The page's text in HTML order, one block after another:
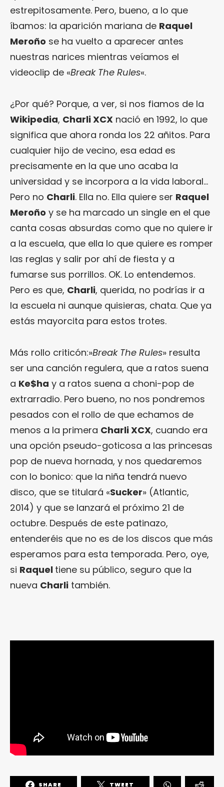
estrepitosamente. Pero, bueno, a lo que
íbamos: la aparición mariana de Raquel
Meroño se ha vuelto a aparecer antes
nuestras narices mientras veíamos el
videoclip de «Break The Rules«.
¿Por qué? Porque, a ver, si nos fiamos de la
Wikipedia, Charli XCX nació en 1992, lo que
significa que ahora ronda los 22 añitos. Para
cualquier hijo de vecino, esa edad es
precisamente en la que uno acaba la
universidad y se incorpora a la vida laboral…
Pero no Charli. Ella no. Ella quiere ser Raquel
Meroño y se ha marcado un single en el que
canta cosas absurdas como que no quiere ir
a la escuela, que ella lo que quiere es romper
las reglas y salir por ahí de fiesta y a
fumarse sus porrillos. OK. Lo entendemos.
Pero es que, Charli, querida, no podrías ir a
la escuela ni aunque quisieras, chata. Que ya
estás mayorcita para estos trotes.
Más rollo criticón:»Break The Rules» resulta
ser una canción regulera, que a ratos suena
a Ke$ha y a ratos suena a choni-pop de
extrarradio. Pero bueno, no nos pondremos
pesados con el rollo de que echamos de
menos a la primera Charli XCX, cuando era
una opción pseudo-goticosa a las princesas
pop de nueva hornada, y nos quedaremos
con lo bonico: que la niña tendrá nuevo
disco, que se titulará «Sucker» (Atlantic,
2014) y que se lanzará el próximo 21 de
octubre. Después de este patinazo,
entenderéis que no es de los discos que más
esperamos para esta temporada. Pero, oye,
si Raquel tiene su público, seguro que la
nueva Charli también.
SHARE TWEET